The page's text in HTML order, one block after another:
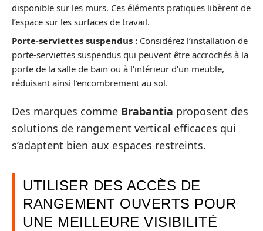
disponible sur les murs. Ces éléments pratiques libèrent de
l’espace sur les surfaces de travail.
Porte-serviettes suspendus : Considérez l’installation de
porte-serviettes suspendus qui peuvent être accrochés à la
porte de la salle de bain ou à l’intérieur d’un meuble,
réduisant ainsi l’encombrement au sol.
Des marques comme Brabantia proposent des
solutions de rangement vertical efficaces qui
s’adaptent bien aux espaces restreints.
UTILISER DES ACCÈS DE
RANGEMENT OUVERTS POUR
UNE MEILLEURE VISIBILITÉ